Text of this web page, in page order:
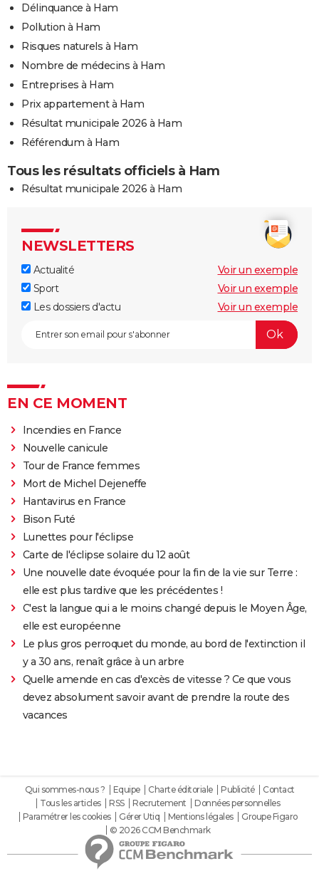
Délinquance à Ham
Pollution à Ham
Risques naturels à Ham
Nombre de médecins à Ham
Entreprises à Ham
Prix appartement à Ham
Résultat municipale 2026 à Ham
Référendum à Ham
Tous les résultats officiels à Ham
Résultat municipale 2026 à Ham
NEWSLETTERS
Actualité
Voir un exemple
Sport
Voir un exemple
Les dossiers d'actu
Voir un exemple
EN CE MOMENT
Incendies en France
Nouvelle canicule
Tour de France femmes
Mort de Michel Dejeneffe
Hantavirus en France
Bison Futé
Lunettes pour l'éclipse
Carte de l'éclipse solaire du 12 août
Une nouvelle date évoquée pour la fin de la vie sur Terre :
elle est plus tardive que les précédentes !
C'est la langue qui a le moins changé depuis le Moyen Âge,
elle est européenne
Le plus gros perroquet du monde, au bord de l'extinction il
y a 30 ans, renaît grâce à un arbre
Quelle amende en cas d'excès de vitesse ? Ce que vous
devez absolument savoir avant de prendre la route des
vacances
Qui sommes-nous ? Equipe Charte éditoriale Publicité
Contact
Tous les articles
RSS Recrutement
Données personnelles
Paramétrer les cookies
Gérer Utiq Mentions légales
Groupe Figaro
© 2026 CCM Benchmark